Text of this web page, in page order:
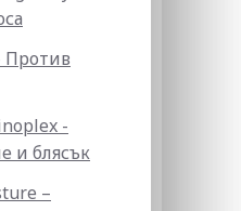
Против
-
и блясък
–